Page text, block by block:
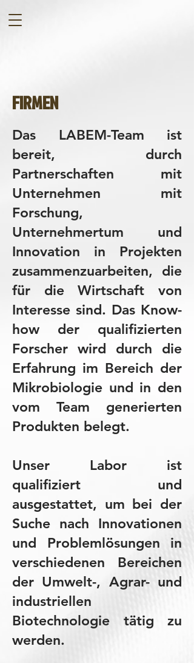
FIRMEN
Das LABEM-Team ist
bereit, durch
Partnerschaften mit
Unternehmen mit
Forschung,
Unternehmertum und
Innovation in Projekten
zusammenzuarbeiten, die
für die Wirtschaft von
Interesse sind. Das Know-
how der qualifizierten
Forscher wird durch die
Erfahrung im Bereich der
Mikrobiologie und in den
vom Team generierten
Produkten belegt.
Unser Labor ist
qualifiziert und
ausgestattet, um bei der
Suche nach Innovationen
und Problemlösungen in
verschiedenen Bereichen
der Umwelt-, Agrar- und
industriellen
Biotechnologie tätig zu
werden.